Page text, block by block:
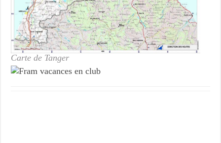
Carte de Tanger